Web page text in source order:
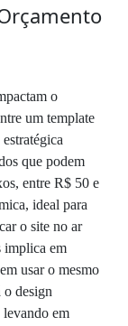
o
um template
que podem
entre R$ 50 e
ideal para
o site no ar
implica em
usar o mesmo
o design
levando em